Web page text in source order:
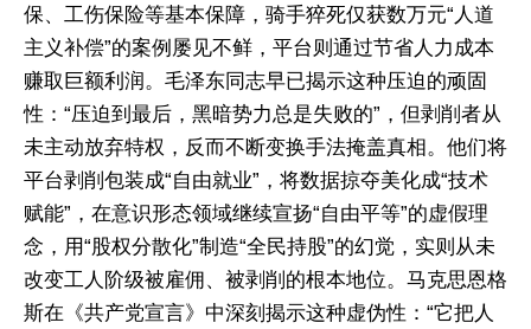
保、工伤保险等基本保障，骑手猝死仅获数万元“人道
主义补偿”的案例屡见不鲜，平台则通过节省人力成本
赚取巨额利润。毛泽东同志早已揭示这种压迫的顽固
性：“压迫到最后，黑暗势力总是失败的”，但剥削者从
未主动放弃特权，反而不断变换手法掩盖真相。他们将
平台剥削包装成“自由就业”，将数据掠夺美化成“技术
赋能”，在意识形态领域继续宣扬“自由平等”的虚假理
念，用“股权分散化”制造“全民持股”的幻觉，实则从未
改变工人阶级被雇佣、被剥削的根本地位。马克思恩格
斯在《共产党宣言》中深刻揭示这种虚伪性：“它把人